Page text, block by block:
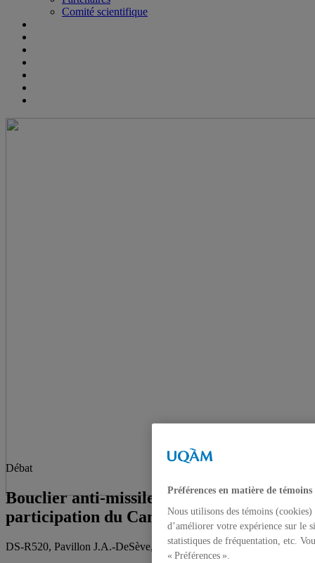
Comité scientifique
Débat
Bouclier anti-missile: Pour ou contre la
participation du Canada ?
DS-R520, Pavillon J.A.-DeSève, 2 décembre 2004
Préférences en matière de témoins
Nous utilisons des témoins
d’améliorer votre expérience sur le
statistiques de fréquentation, etc.
« Préférences ».